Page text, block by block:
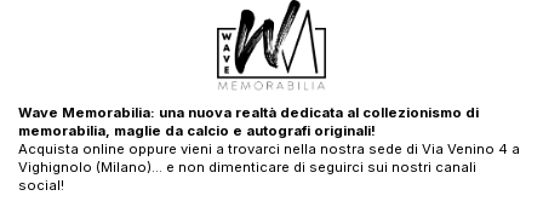
Wave Memorabilia: una nuova realtà dedicata al collezionismo di
memorabilia, maglie da calcio e autografi originali!
Acquista online oppure vieni a trovarci nella nostra sede di Via Venino 4 a
Vighignolo (Milano)… e non dimenticare di seguirci sui nostri canali
social!